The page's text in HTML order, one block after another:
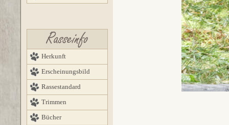
Herkunft
Erscheinungsbild
Rassestandard
Trimmen
Bücher